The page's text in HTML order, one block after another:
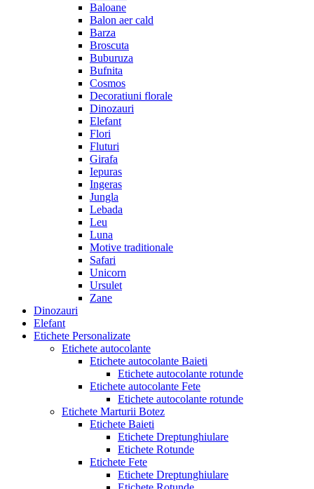
Baloane
Balon aer cald
Barza
Broscuta
Buburuza
Bufnita
Cosmos
Decoratiuni florale
Dinozauri
Elefant
Flori
Fluturi
Girafa
Iepuras
Ingeras
Jungla
Lebada
Leu
Luna
Motive traditionale
Safari
Unicorn
Ursulet
Zane
Dinozauri
Elefant
Etichete Personalizate
Etichete autocolante
Etichete autocolante Baieti
Etichete autocolante rotunde
Etichete autocolante Fete
Etichete autocolante rotunde
Etichete Marturii Botez
Etichete Baieti
Etichete Dreptunghiulare
Etichete Rotunde
Etichete Fete
Etichete Dreptunghiulare